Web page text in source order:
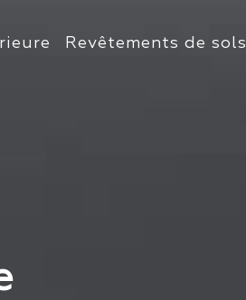
Revêtements de sols